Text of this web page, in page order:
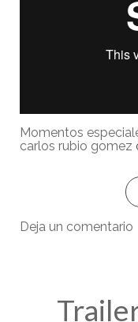
Momentos
carlos rubio gomez
Deja un comentario